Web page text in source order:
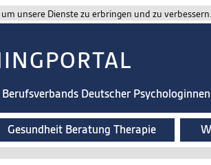
unsere Dienste zu erbringen und zu
Berufsverbands Deutscher
Gesundheit Beratung Therapie